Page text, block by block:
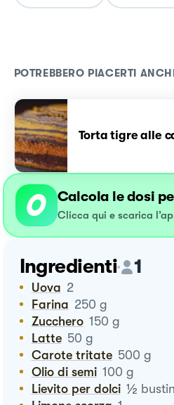
POTREBBERO PIACERTI
Torta tigre alle
Calcola le dosi
Clicca qui e scarica
Ingredienti 1
Uova 2
Farina 250 g
Zucchero 150 g
Latte 50 g
Carote tritate 500 g
Olio di semi 100 g
Lievito per dolci ½